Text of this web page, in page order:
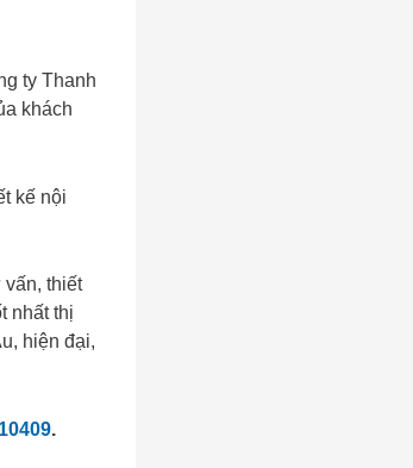
ty Thanh
khách
kế nội
vấn, thiết
nhất thị
hiện đại,
.